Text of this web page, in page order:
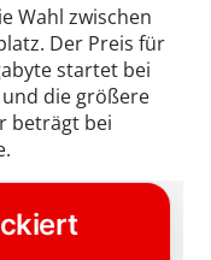
Wahl zwischen
Der Preis für
startet bei
und die größere
beträgt bei